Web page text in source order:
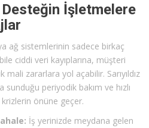
İşletmelere
ağ sistemlerinin sadece birkaç
ciddi veri kayıplarına, müşteri
zararlara yol açabilir. Sarıyıldız
periyodik bakım ve hızlı
önüne geçer.
İş yerinizde meydana gelen